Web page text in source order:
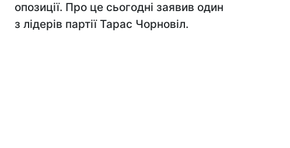
опозиції. Про це сьогодні заявив один
з лідерів партії Тарас Чорновіл.